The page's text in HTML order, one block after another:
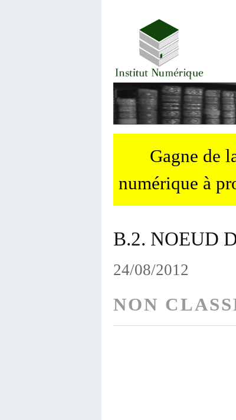
Gagne de
numérique à
B.2. NOEUD
24/08/2012
NON